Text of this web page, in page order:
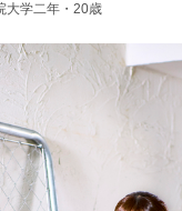
大学二年・20歳